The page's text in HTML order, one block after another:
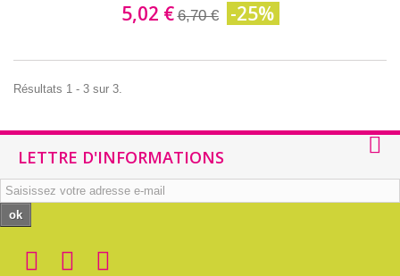
5,02 € 6,70 € -25%
Résultats 1 - 3 sur 3.
LETTRE D'INFORMATIONS
ok